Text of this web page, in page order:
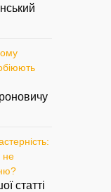
не
статті